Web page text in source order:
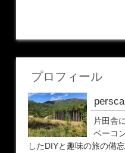
プロフィール
片田舎
ベーコ
したDIYと趣味の旅の備